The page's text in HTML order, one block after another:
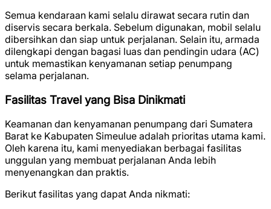
Semua kendaraan kami selalu dirawat secara rutin dan
diservis secara berkala. Sebelum digunakan, mobil selalu
dibersihkan dan siap untuk perjalanan. Selain itu, armada
dilengkapi dengan bagasi luas dan pendingin udara (AC)
untuk memastikan kenyamanan setiap penumpang
selama perjalanan.
Fasilitas Travel yang Bisa Dinikmati
Keamanan dan kenyamanan penumpang dari Sumatera
Barat ke Kabupaten Simeulue adalah prioritas utama kami.
Oleh karena itu, kami menyediakan berbagai fasilitas
unggulan yang membuat perjalanan Anda lebih
menyenangkan dan praktis.
Berikut fasilitas yang dapat Anda nikmati: